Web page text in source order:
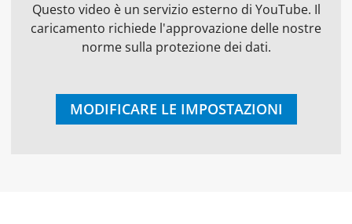
Questo video è un servizio esterno di YouTube. Il
caricamento richiede l'approvazione delle nostre
norme sulla protezione dei dati.
MODIFICARE LE IMPOSTAZIONI